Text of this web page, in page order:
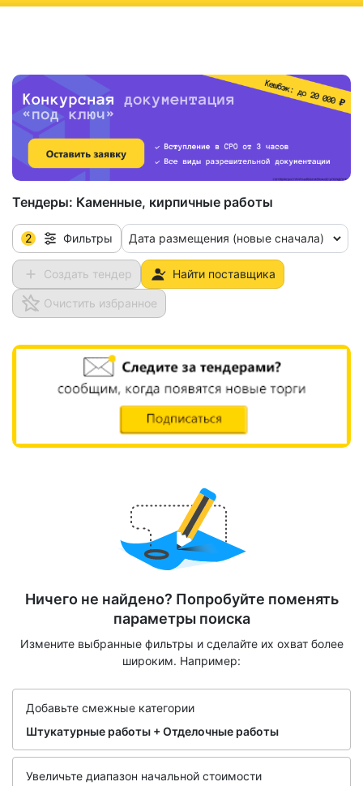
Тендеры: Каменные, кирпичные работы
2 Фильтры Дата размещения (новые сначала)
Создать тендер Найти поставщика
Очистить избранное
Ничего не найдено? Попробуйте поменять
параметры поиска
Измените выбранные фильтры и сделайте их охват более
широким. Например:
Добавьте смежные категории
Штукатурные работы + Отделочные работы
Увеличьте диапазон начальной стоимости